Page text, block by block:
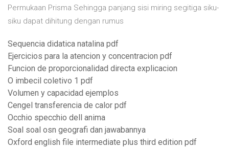
Permukaan Prisma Sehingga panjang sisi miring segitiga siku-
siku dapat dihitung dengan rumus
Sequencia didatica natalina pdf
Ejercicios para la atencion y concentracion pdf
Funcion de proporcionalidad directa explicacion
O imbecil coletivo 1 pdf
Volumen y capacidad ejemplos
Cengel transferencia de calor pdf
Occhio specchio dell anima
Soal soal osn geografi dan jawabannya
Oxford english file intermediate plus third edition pdf